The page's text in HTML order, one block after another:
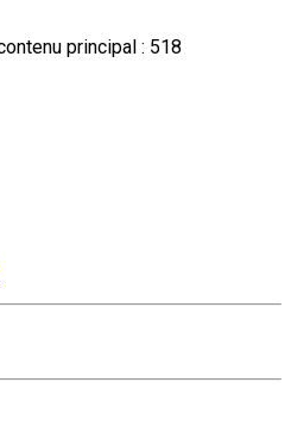
principal : 518